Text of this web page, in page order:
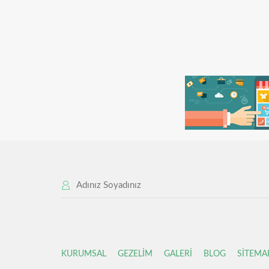
KURUMSAL GEZELİM GALERİ BLOG